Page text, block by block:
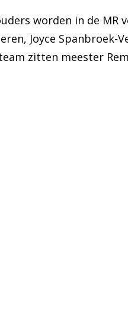
worden in de MR
Joyce Spanbroek-
zitten meester